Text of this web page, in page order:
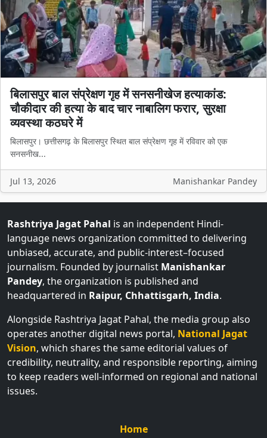
बिलासपुर बाल संप्रेक्षण गृह में सनसनीखेज हत्याकांड:
चौकीदार की हत्या के बाद चार नाबालिग फरार, सुरक्षा
व्यवस्था कठघरे में
बिलासपुर। छत्तीसगढ़ के बिलासपुर स्थित बाल संप्रेक्षण गृह में रविवार को एक
सनसनीख...
Jul 13, 2026 Manishankar Pandey
Rashtriya Jagat Pahal is an independent Hindi-
language news organization committed to delivering
unbiased, accurate, and public-interest–focused
journalism. Founded by journalist Manishankar
Pandey, the organization is published and
headquartered in Raipur, Chhattisgarh, India.
Alongside Rashtriya Jagat Pahal, the media group also
operates another digital news portal, National Jagat
Vision, which shares the same editorial values of
credibility, neutrality, and responsible reporting, aiming
to keep readers well-informed on regional and national
issues.
Home